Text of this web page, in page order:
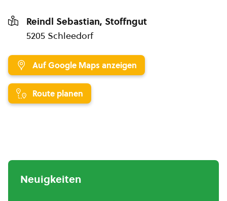
Reindl Sebastian, Stoffngut
5205 Schleedorf
Auf Google Maps anzeigen
Route planen
Neuigkeiten